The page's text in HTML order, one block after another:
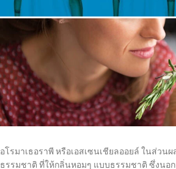
น้องน้ำหอม On 04/10/
อโรมาเธอราพี หรือเอสเซนเชียลออยล์ ในส่วน
ธรรมชาติ ที่ให้กลิ่นหอมๆ แบบธรรมชาติ ซึ่งนอ